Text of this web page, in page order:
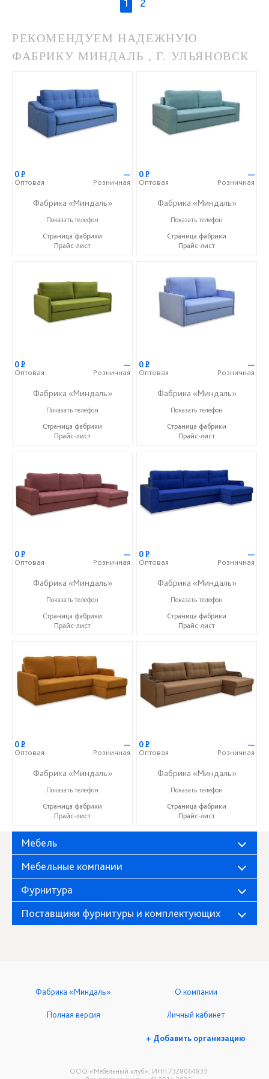
1 2
РЕКОМЕНДУЕМ НАДЕЖНУЮ
ФАБРИКУ МИНДАЛЬ , Г. УЛЬЯНОВСК
0Р
Оптовая
—
Розничная
Фабрика «Миндаль»
+7 (927) 630-62-82
Показать телефон
Страница фабрики
Прайс-лист
0Р
Оптовая
—
Розничная
Фабрика «Миндаль»
+7 (927) 630-62-82
Показать телефон
Страница фабрики
Прайс-лист
0Р
Оптовая
—
Розничная
Фабрика «Миндаль»
+7 (927) 630-62-82
Показать телефон
Страница фабрики
Прайс-лист
0Р
Оптовая
—
Розничная
Фабрика «Миндаль»
+7 (927) 630-62-82
Показать телефон
Страница фабрики
Прайс-лист
0Р
Оптовая
—
Розничная
Фабрика «Миндаль»
+7 (927) 630-62-82
Показать телефон
Страница фабрики
Прайс-лист
0Р
Оптовая
—
Розничная
Фабрика «Миндаль»
+7 (927) 630-62-82
Показать телефон
Страница фабрики
Прайс-лист
0Р
Оптовая
—
Розничная
Фабрика «Миндаль»
+7 (927) 630-62-82
Показать телефон
Страница фабрики
Прайс-лист
0Р
Оптовая
—
Розничная
Фабрика «Миндаль»
+7 (927) 630-62-82
Показать телефон
Страница фабрики
Прайс-лист
Мебель
Мебельные компании
Фурнитура
Поставщики фурнитуры и комплектующих
ООО «Мебельный клуб», ИНН 7328064833
Фабрика «Миндаль» О компании
Полная версия Личный кабинет
+ Добавить организацию